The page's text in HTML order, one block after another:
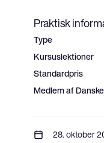
Praktisk
Type
Kursuslektioner
Standardpris
Medlem af
28. oktober